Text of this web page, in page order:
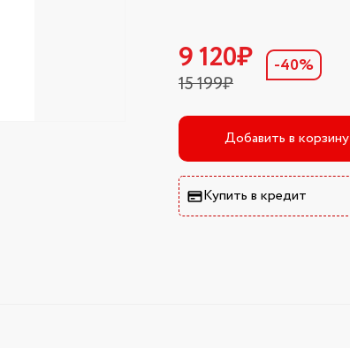
9 120₽
15 199₽
-40%
Добавить в корзину
Купить в кредит